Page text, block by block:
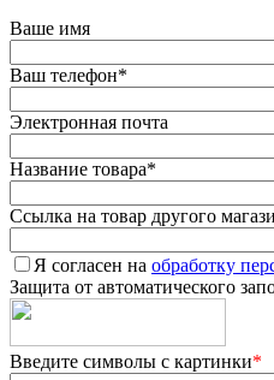
Ваше имя
Ваш телефон*
Электронная почта
Название товара*
Ссылка на товар другого
Я согласен на обработку
Защита от автоматического
Введите символы с картинки*